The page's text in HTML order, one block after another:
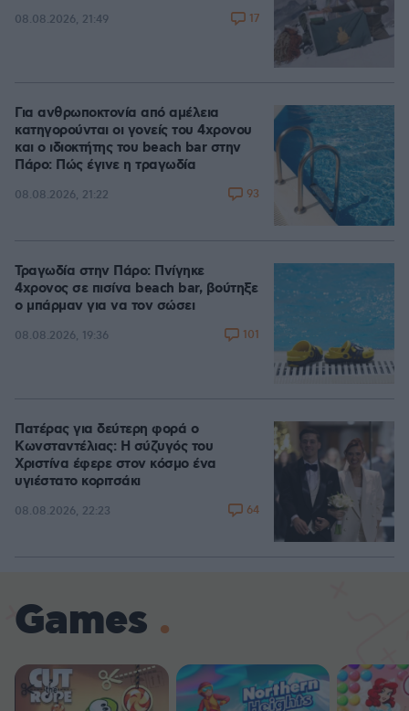
08.08.2026, 21:49 17
Για ανθρωποκτονία από αμέλεια
κατηγορούνται οι γονείς του 4χρονου
και ο ιδιοκτήτης του beach bar στην
Πάρο: Πώς έγινε η τραγωδία
08.08.2026, 21:22 93
Τραγωδία στην Πάρο: Πνίγηκε
4χρονος σε πισίνα beach bar, βούτηξε
ο μπάρμαν για να τον σώσει
08.08.2026, 19:36 101
Πατέρας για δεύτερη φορά ο
Κωνσταντέλιας: Η σύζυγός του
Χριστίνα έφερε στον κόσμο ένα
υγιέστατο κοριτσάκι
08.08.2026, 22:23 64
Games